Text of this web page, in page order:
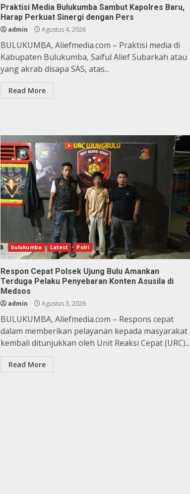
Praktisi Media Bulukumba Sambut Kapolres Baru,
Harap Perkuat Sinergi dengan Pers
admin Agustus 4, 2026
BULUKUMBA, Aliefmedia.com – Praktisi media di
Kabupaten Bulukumba, Saiful Alief Subarkah atau
yang akrab disapa SAS, atas...
Read More
bulukumba Latest Polri
Respon Cepat Polsek Ujung Bulu Amankan
Terduga Pelaku Penyebaran Konten Asusila di
Medsos
admin Agustus 3, 2026
BULUKUMBA, Aliefmedia.com – Respons cepat
dalam memberikan pelayanan kepada masyarakat
kembali ditunjukkan oleh Unit Reaksi Cepat (URC)...
Read More